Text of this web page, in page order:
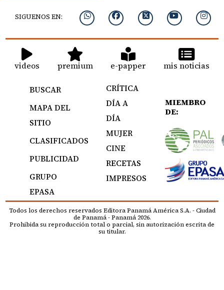
SIGUENOS EN:
videos premium e-papper mis noticias
BUSCAR
MAPA DEL
SITIO
CLASIFICADOS
PUBLICIDAD
GRUPO
EPASA
CRÍTICA
DÍA A
DÍA
MUJER
CINE
RECETAS
IMPRESOS
MIEMBRO
DE:
Todos los derechos reservados Editora Panamá América S.A. - Ciudad
de Panamá - Panamá 2026.
Prohibida su reproducción total o parcial, sin autorización escrita de
su titular.